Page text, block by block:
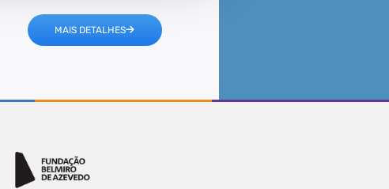
MAIS DETALHES